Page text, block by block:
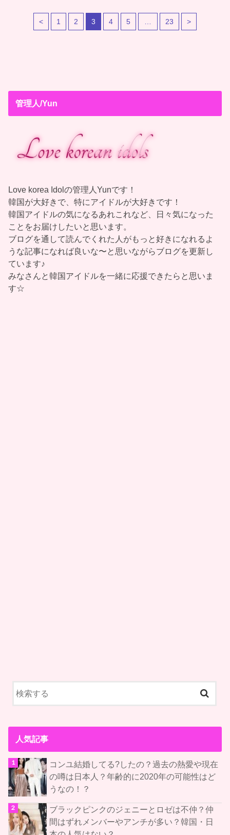
< 1 2 3 4 5 … 23 >
管理人/Yun
Love korea Idolの管理人Yunです！
韓国が大好きで、特にアイドルが大好きです！
韓国アイドルの気になるあれこれなど、日々気になった
ことをお届けしたいと思います。
ブログを通して読んでくれた人がもっと好きになれるよ
うな記事になれば良いな〜と思いながらブログを更新し
ています♪
みなさんと韓国アイドルを一緒に応援できたらと思いま
す☆
人気記事
コンユ結婚してる?したの？過去の熱愛や現在
の噂は日本人？年齢的に2020年の可能性はど
うなの！？
ブラックピンクのジェニーとロゼは不仲？仲
間はずれメンバーやアンチが多い？韓国・日